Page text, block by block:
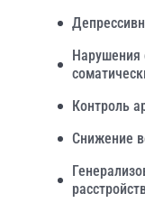
Нарушения
Контроль
Снижение